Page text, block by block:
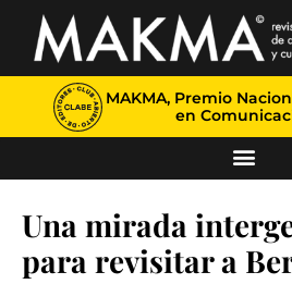
MAKMA, Premio
en
Una mirada
para revisitar a